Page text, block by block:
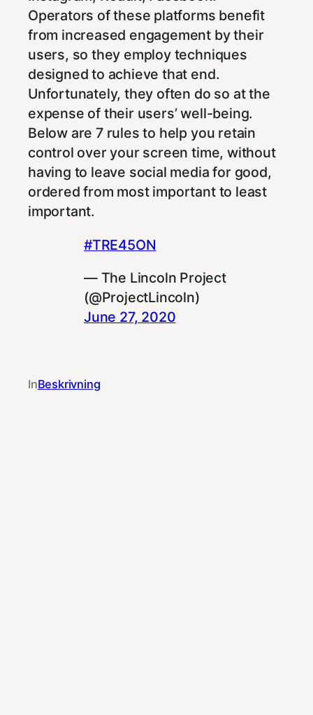
Operators of these platforms benefit
from increased engagement by their
users, so they employ techniques
designed to achieve that end.
Unfortunately, they often do so at the
expense of their users’ well-being.
Below are 7 rules to help you retain
control over your screen time, without
having to leave social media for good,
ordered from most important to least
important.
#TRE45ON
— The Lincoln Project
(@ProjectLincoln)
June 27, 2020
InBeskrivning